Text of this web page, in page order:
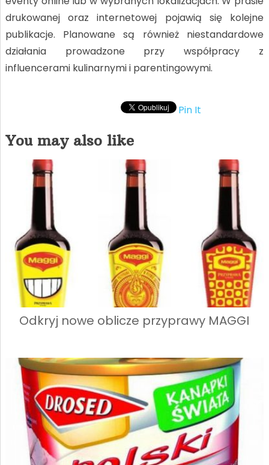
drukowanej oraz internetowej pojawią się kolejne
publikacje. Planowane są również niestandardowe
działania prowadzone przy współpracy z
influencerami kulinarnymi i parentingowymi.
Pin It
You may also like
Odkryj nowe oblicze przyprawy MAGGI